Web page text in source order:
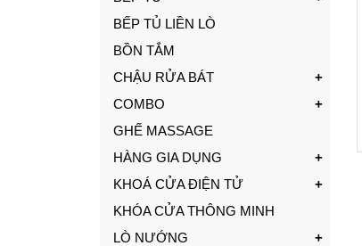
BẾP TỦ LIỀN LÒ
BỒN TẮM
CHẬU RỬA BÁT
COMBO
GHẾ MASSAGE
HÀNG GIA DỤNG
KHOÁ CỬA ĐIỆN TỬ
KHÓA CỬA THÔNG MINH
LÒ NƯỚNG